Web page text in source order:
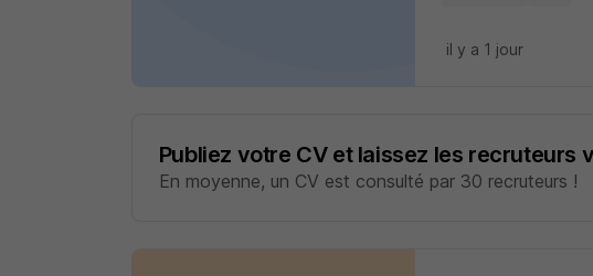
il y a 1 jour
Publiez votre CV et laissez les recruteurs
En moyenne, un CV est consulté par 30 recruteurs !